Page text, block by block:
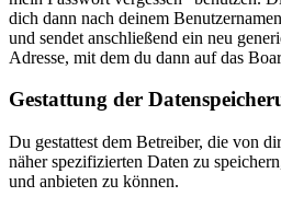
dich dann nach deinem
und sendet anschließend ein neu
Adresse, mit dem du dann auf das
Gestattung der
Du gestattest dem Betreiber, die von
näher spezifizierten Daten zu
und anbieten zu können.